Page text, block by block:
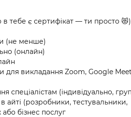
в тебе є сертифікат — ти просто 😻)
(не менше)
(онлайн)
для викладання Zoom, Google
спеціалістам (індивідуально,
(розробники, тестувальники,
бізнес послуг